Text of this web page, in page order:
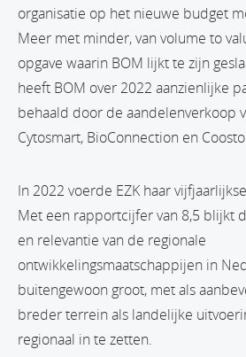
organisatie op het nieuwe budget
Meer met minder, van volume to
opgave waarin BOM lijkt te zijn
heeft BOM over 2022 aanzienlijke
behaald door de aandelenverkoop
Cytosmart, BioConnection en
In 2022 voerde EZK haar
Met een rapportcijfer van 8,5 blijkt
en relevantie van de regionale
ontwikkelingsmaatschappijen in
buitengewoon groot, met als
breder terrein als landelijke
regionaal in te zetten.